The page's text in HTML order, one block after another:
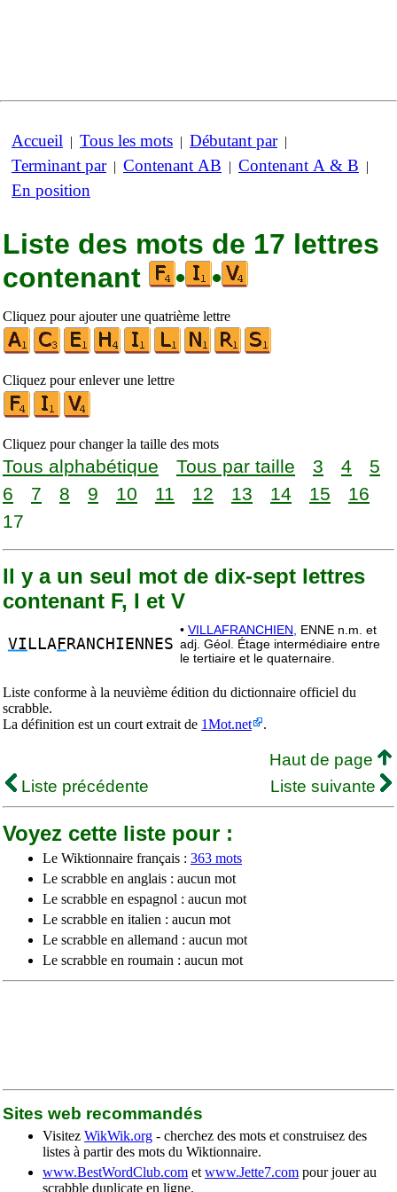
Accueil | Tous les mots | Débutant par|
Terminant par| Contenant AB | Contenant A & B |
En position
Liste des mots de 17 lettres
contenant
• •
Cliquez pour ajouter une quatrième lettre
Cliquez pour enlever une lettre
Cliquez pour changer la taille des mots
Tous alphabétique Tous par taille 3 4
5
6
7 8 9 10 11 12 13 14 15
16
17
Il y a un seul mot de dix-sept lettres
contenant F, I et V
VI LLAF RANCHIENNES
• VILLAFRANCHIEN,
ENNE n.m. et
adj. Géol. Étage intermédiaire entre
le tertiaire et le quaternaire.
Liste conforme à la neuvième édition du dictionnaire officiel du
scrabble.
La définition est un court extrait de 1Mot.net .
Haut de page
Liste précédente
Liste suivante
Voyez cette liste pour :
Le Wiktionnaire français : 363 mots
Le scrabble en anglais : aucun mot
Le scrabble en espagnol : aucun mot
Le scrabble en italien : aucun mot
Le scrabble en allemand : aucun mot
Le scrabble en roumain : aucun mot
Sites web recommandés
Visitez WikWik.org - cherchez des mots et construisez des
listes à partir des mots du Wiktionnaire.
www.BestWordClub.com et www.Jette7.com pour jouer au
scrabble duplicate en ligne.